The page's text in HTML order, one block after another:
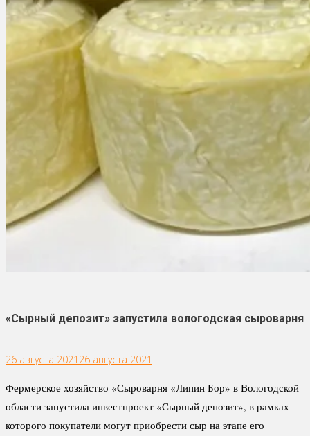
«Сырный депозит» запустила вологодская сыроварня
26 августа 2021 26 августа 2021
Фермерское хозяйство «Сыроварня «Липин Бор» в Вологодской
области запустила инвестпроект «Сырный депозит», в рамках
которого покупатели могут приобрести сыр на этапе его